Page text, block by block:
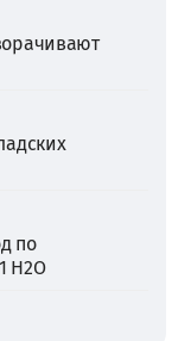
по
H2O